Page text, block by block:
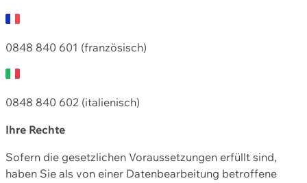
0848 840 601 (französisch)
0848 840 602 (italienisch)
Ihre Rechte
Sofern die gesetzlichen Voraussetzungen erfüllt sind,
haben Sie als von einer Datenbearbeitung betroffene